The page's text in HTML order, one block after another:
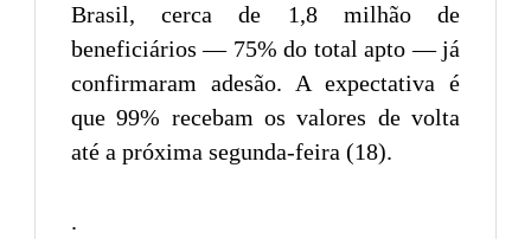
Brasil, cerca de 1,8 milhão de
beneficiários — 75% do total apto — já
confirmaram adesão. A expectativa é
que 99% recebam os valores de volta
até a próxima segunda-feira (18).
.